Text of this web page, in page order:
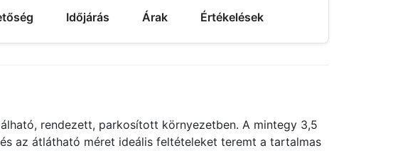
Időjárás Árak Értékelések
rendezett, parkosított környezetben. A mintegy 3,5
az átlátható méret ideális feltételeket teremt a tartalmas